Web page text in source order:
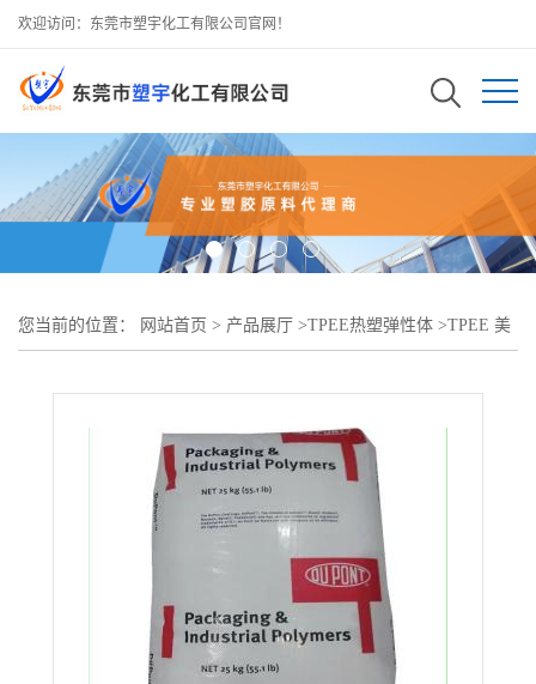
欢迎访问：东莞市塑宇化工有限公司官网！
您当前的位置： 网站首页 > 产品展厅 >TPEE热塑弹性体 >TPEE 美